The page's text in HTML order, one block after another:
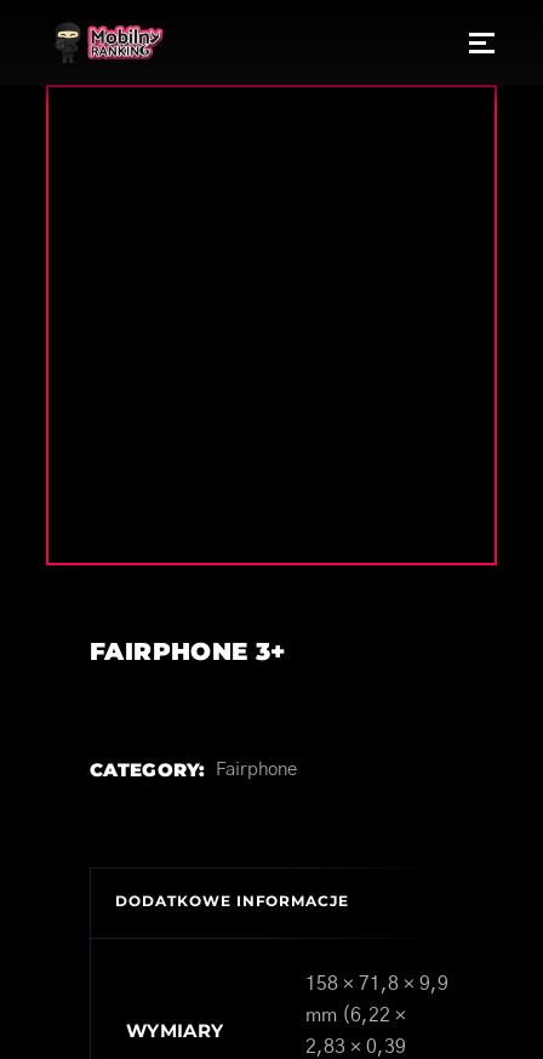
FAIRPHONE 3+
CATEGORY: Fairphone
DODATKOWE INFORMACJE
WYMIARY
158 × 71,8 × 9,9
mm (6,22 ×
2,83 × 0,39